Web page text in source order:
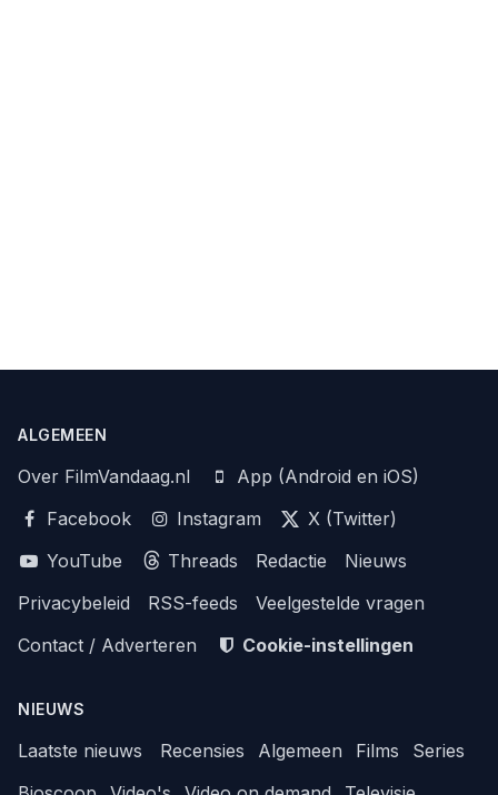
ALGEMEEN
Over FilmVandaag.nl
App (Android en iOS)
Facebook
Instagram
X (Twitter)
YouTube
Threads Redactie
Nieuws
Privacybeleid
RSS-feeds
Veelgestelde vragen
Contact / Adverteren
Cookie-instellingen
NIEUWS
Laatste nieuws Recensies Algemeen Films
Series